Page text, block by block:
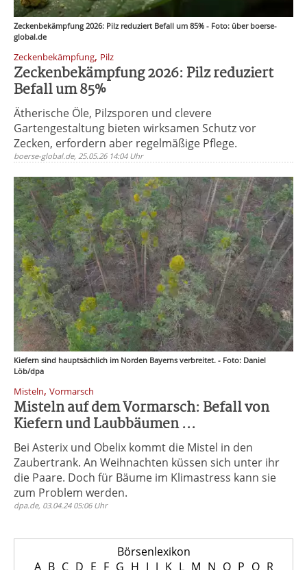
Zeckenbekämpfung 2026: Pilz reduziert Befall um 85% - Foto: über boerse-
global.de
Zeckenbekämpfung, Pilz
Zeckenbekämpfung 2026: Pilz reduziert
Befall um 85%
Ätherische Öle, Pilzsporen und clevere
Gartengestaltung bieten wirksamen Schutz vor
Zecken, erfordern aber regelmäßige Pflege.
boerse-global.de, 25.05.26 14:04 Uhr
Kiefern sind hauptsächlich im Norden Bayerns verbreitet. - Foto: Daniel
Löb/dpa
Misteln, Vormarsch
Misteln auf dem Vormarsch: Befall von
Kiefern und Laubbäumen ...
Bei Asterix und Obelix kommt die Mistel in den
Zaubertrank. An Weihnachten küssen sich unter ihr
die Paare. Doch für Bäume im Klimastress kann sie
zum Problem werden.
dpa.de, 03.04.24 05:06 Uhr
Börsenlexikon
A B C D E F G H I J K L M N O P Q R